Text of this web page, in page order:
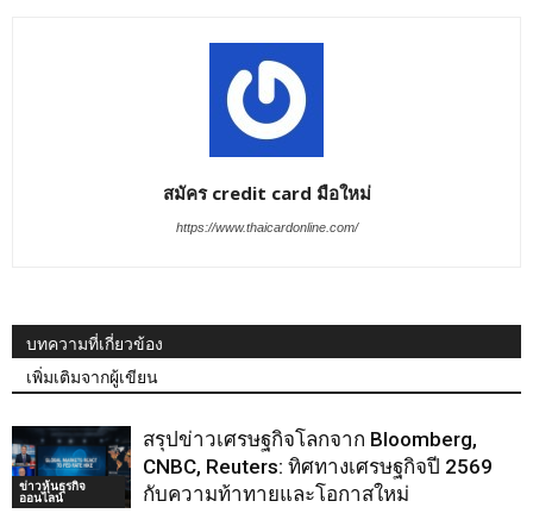
สมัคร credit card มือใหม่
https://www.thaicardonline.com/
บทความที่เกี่ยวข้อง
เพิ่มเติมจากผู้เขียน
ข่าวหุ้นธุรกิจ
ออนไลน์
สรุปข่าวเศรษฐกิจโลกจาก Bloomberg,
CNBC, Reuters: ทิศทางเศรษฐกิจปี 2569
กับความท้าทายและโอกาสใหม่